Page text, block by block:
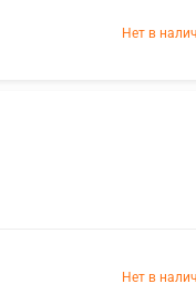
Нет в
Нет в